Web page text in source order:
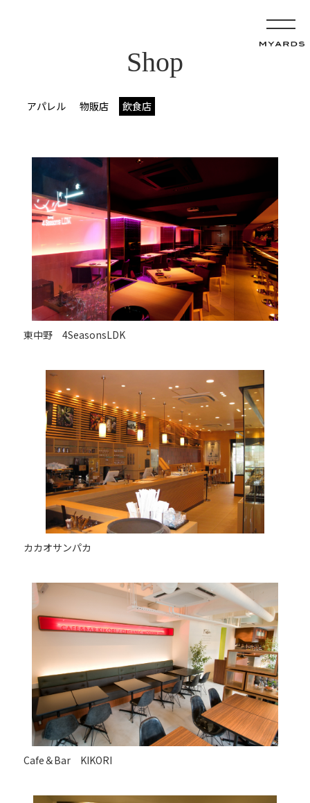
Shop
アパレル 物販店 飲食店
東中野 4SeasonsLDK
カカオサンパカ
Cafe＆Bar KIKORI